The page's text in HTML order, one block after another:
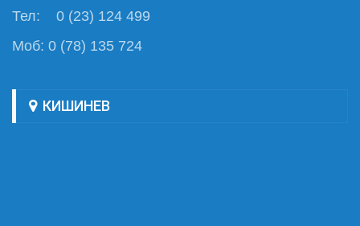
Тел: 0 (23) 124 499
Моб: 0 (78) 135 724
КИШИНЕВ